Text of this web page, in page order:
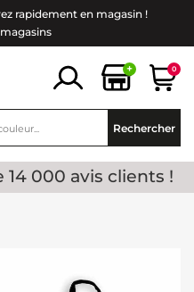
rapidement en magasin !
+ 0
Rechercher
14 000 avis clients !